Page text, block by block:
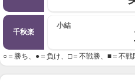
千秋楽
小結
○＝勝ち、●＝負け、□＝不戦勝、■＝不戦